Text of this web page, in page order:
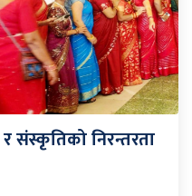
संस्कृतिको निरन्तरता